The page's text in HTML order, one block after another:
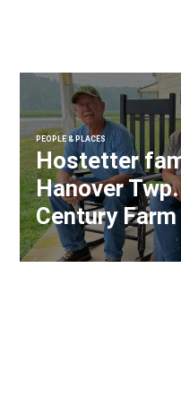
PEOPLE & PLACES
Hostetter
Hanover
Century